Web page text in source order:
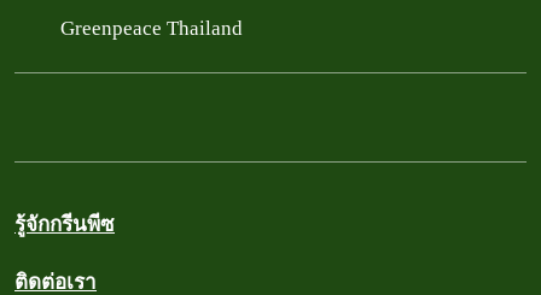
Greenpeace Thailand
รู้จักกรีนพีซ
ติดต่อเรา